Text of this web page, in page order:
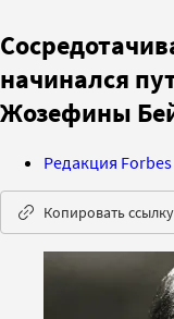
начинался
Жозефины
Редакция
Копировать ссылку